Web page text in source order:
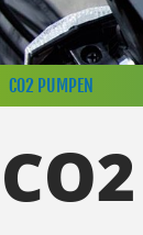
CO2 PUMPEN